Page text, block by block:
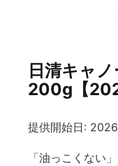
日清キャ
200g【
提供開始日:
「油っこくない